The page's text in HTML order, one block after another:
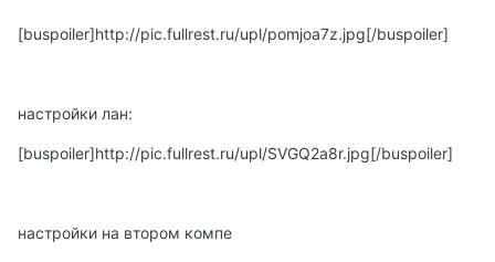
[buspoiler]http://pic.fullrest.ru/upl/pomjoa7z.jpg[/buspoiler]
настройки лан:
[buspoiler]http://pic.fullrest.ru/upl/SVGQ2a8r.jpg[/buspoiler]
настройки на втором компе